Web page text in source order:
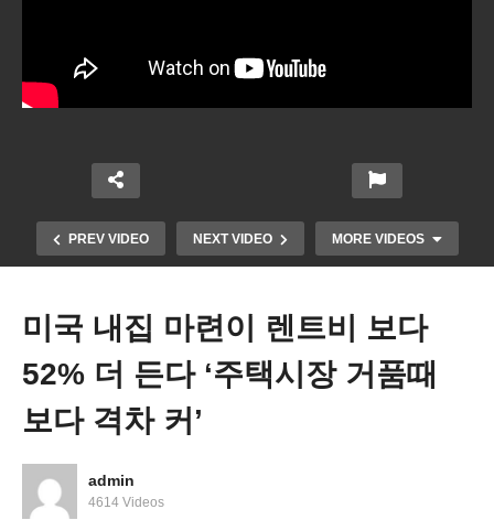
PREV VIDEO NEXT VIDEO MORE VIDEOS
미국 75세이상 일하는 노년층 어느 때보다 많아졌다
‘12명중에 1명’
미국 내집 마련이 렌트비 보다
52% 더 든다 ‘주택시장 거품때
보다 격차 커’
admin
4614 Videos